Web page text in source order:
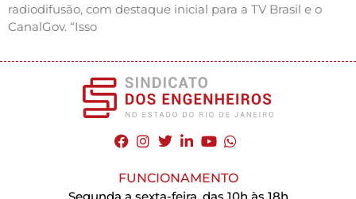
radiodifusão, com destaque inicial para a TV Brasil e o
CanalGov. “Isso
FUNCIONAMENTO
Segunda a sexta-feira, das 10h às 18h